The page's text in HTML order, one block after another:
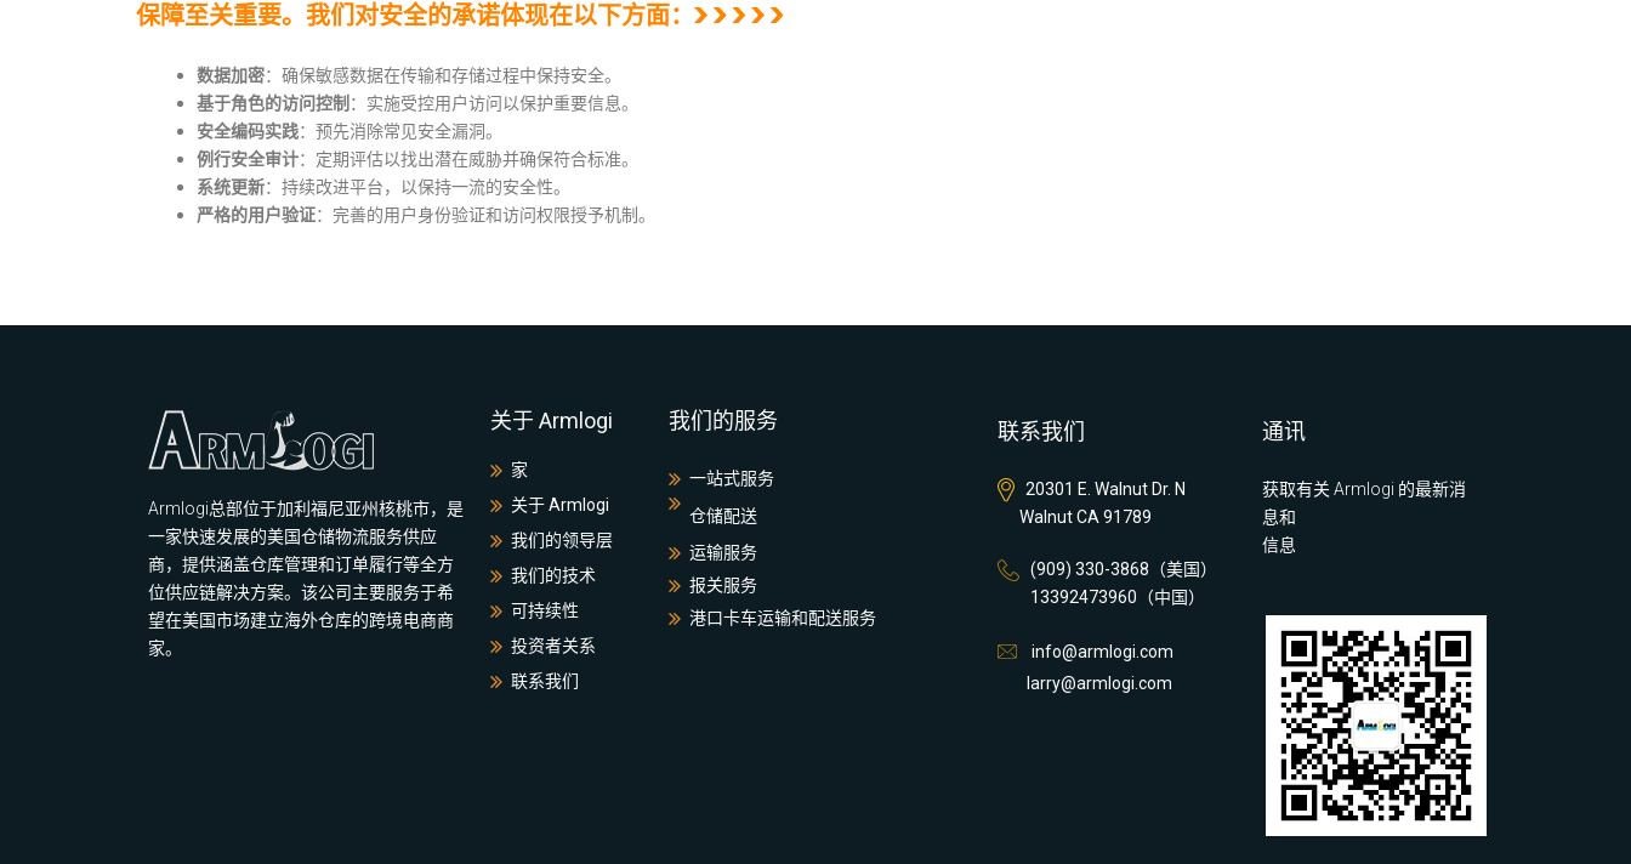
保障至关重要。我们对安全的承诺体现在以下方面：
数据加密：确保敏感数据在传输和存储过程中保持安全。
基于角色的访问控制 ：实施受控用户访问以保护重要信息。
安全编码实践：预先消除常见安全漏洞。
例行安全审计：定期评估以找出潜在威胁并确保符合标准。
系统更新：持续改进平台，以保持一流的安全性。
严格的用户验证：完善的用户身份验证和访问权限授予机制。
Armlogi总部位于加利福尼亚州核桃市，是
一家快速发展的美国仓储物流服务供应
商，提供涵盖仓库管理和订单履行等全方
位供应链解决方案。该公司主要服务于希
望在美国市场建立海外仓库的跨境电商商
家。
关于 Armlogi
家
关于 Armlogi
我们的领导层
我们的技术
可持续性
投资者关系
联系我们
我们的服务
一站式服务
仓储配送
运输服务
报关服务
港口卡车运输和配送服务
联系我们
20301 E. Walnut Dr. N
Walnut CA 91789
(909) 330-3868（美国）
13392473960（中国）
info@armlogi.com
larry@armlogi.com
通讯
获取有关 Armlogi 的最新消
息和
信息